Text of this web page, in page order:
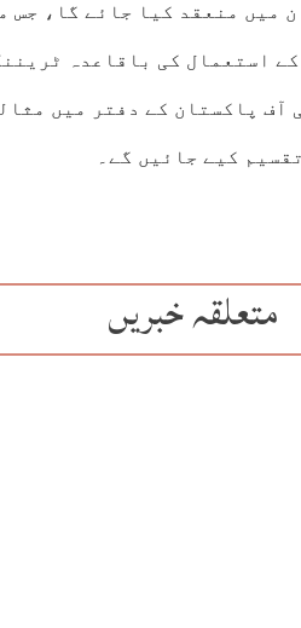
بیلہ ملتان میں منعقد کیا جائے گا، جس
استعمال کی باقاعدہ
آف پاکستان کے دفتر میں
کیے جائیں گے۔
متعلقہ خبریں